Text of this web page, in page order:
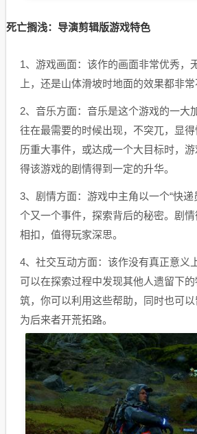
死亡搁浅：导演剪辑版游戏特色
1、游戏画面：该作的画面非常优秀，
上，还是山体滑坡时地面的效果都非常
2、音乐方面：音乐是这个游戏的一大
往在最需要的时候出现，不突兀，显
历重大事件，或达成一个大目标时，
得该游戏的剧情得到一定的升华。
3、剧情方面：游戏中主角以一个“快递
个又一个事件，探索背后的秘密。剧
相扣，值得玩家深思。
4、社交互动方面：该作没有真正意义
可以在探索过程中发现其他人遗留下
筑，你可以利用这些帮助，同时也可
为后来者开荒拓路。